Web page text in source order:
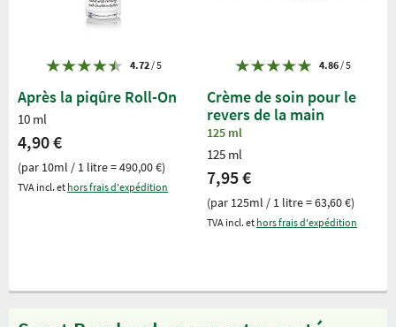
4.72/ 5
Après la piqûre Roll-On
10 ml
4,90 €
(par 10ml / 1 litre = 490,00 €)
TVA incl. et hors frais d'expédition
4.86/ 5
Crème de soin pour le
revers de la main
125 ml
125 ml
7,95 €
(par 125ml / 1 litre = 63,60 €)
TVA incl. et hors frais d'expédition